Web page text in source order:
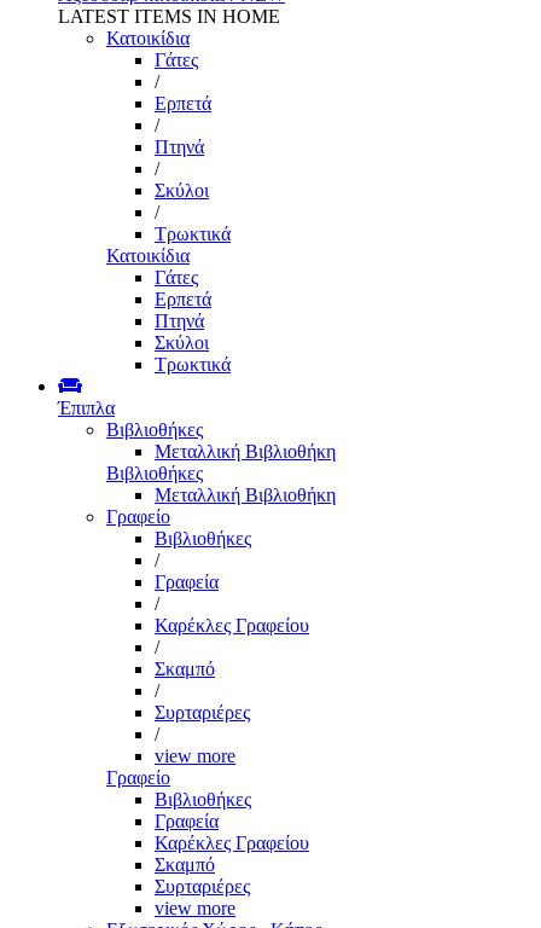
LATEST ITEMS IN HOME
Κατοικίδια
Γάτες
/
Ερπετά
/
Πτηνά
/
Σκύλοι
/
Τρωκτικά
Κατοικίδια
Γάτες
Ερπετά
Πτηνά
Σκύλοι
Τρωκτικά
Έπιπλα
Βιβλιοθήκες
Μεταλλική Βιβλιοθήκη
Βιβλιοθήκες
Μεταλλική Βιβλιοθήκη
Γραφείο
Βιβλιοθήκες
/
Γραφεία
/
Καρέκλες Γραφείου
/
Σκαμπό
/
Συρταριέρες
/
view more
Γραφείο
Βιβλιοθήκες
Γραφεία
Καρέκλες Γραφείου
Σκαμπό
Συρταριέρες
view more